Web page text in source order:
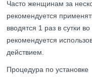
Часто женщинам за
рекомендуется
вводятся 1 раз в сутки
рекомендуется
действием.
Процедура по установке